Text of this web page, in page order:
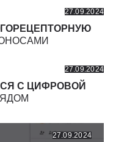
27.09.2024
27.09.2024
С ЦИФРОВОЙ
27.09.2024